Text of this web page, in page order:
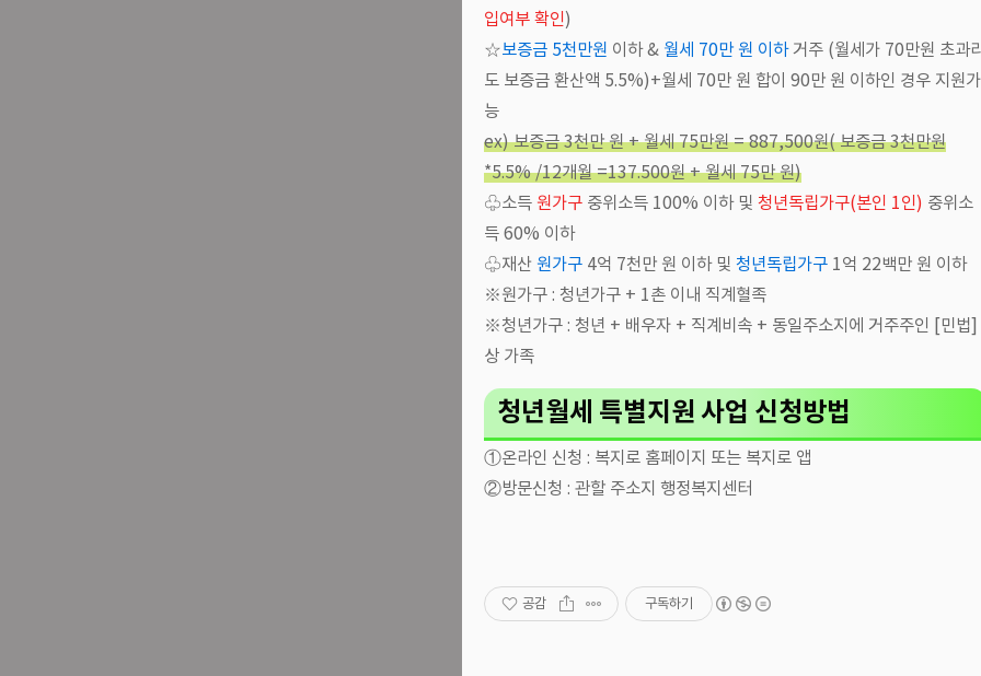
입여부 확인)
☆보증금 5천만원 이하 & 월세 70만 원 이하거주 (월세가 70만원 초과
도 보증금 환산액 5.5%)+월세 70만 원 합이 90만 원 이하인 경우 지원가
능
ex) 보증금 3천만 원 + 월세 75만원 = 887,500원( 보증금 3천만원
*5.5% /12개월 =137.500원 + 월세 75만 원)
♧소득 원가구 중위소득 100% 이하 및 청년독립가구(본인 1인) 중위소
득 60% 이하
♧재산 원가구 4억 7천만 원 이하 및 청년독립가구 1억 22백만 원 이하
※원가구 : 청년가구 + 1촌 이내 직계혈족
※청년가구 : 청년 + 배우자 + 직계비속 + 동일주소지에 거주주인 [민법]
상 가족
청년월세 특별지원 사업 신청방법
①온라인 신청 : 복지로 홈페이지 또는 복지로 앱
②방문신청 : 관할 주소지 행정복지센터
공감 구독하기